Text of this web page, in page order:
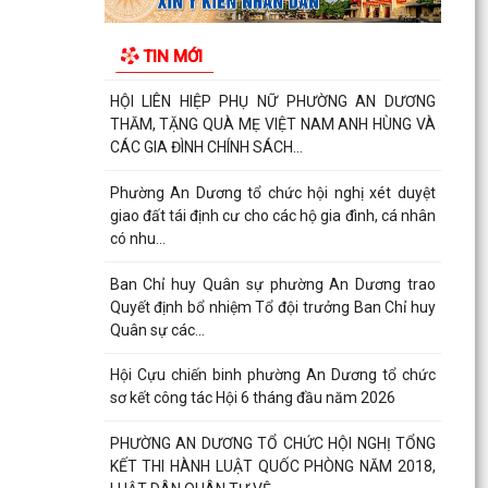
TIN MỚI
ỦY BAN NHÂN DÂN PHƯỜNG AN DƯƠNG PHÊ
ĐỊNH CƯ
HỘI LIÊN HIỆP PHỤ NỮ PHƯỜNG AN DƯƠNG
THĂM, TẶNG QUÀ MẸ VIỆT NAM ANH HÙNG VÀ
CÁC GIA ĐÌNH CHÍNH SÁCH...
Phường An Dương tổ chức hội nghị xét duyệt
giao đất tái định cư cho các hộ gia đình, cá nhân
có nhu...
Ban Chỉ huy Quân sự phường An Dương trao
Quyết định bổ nhiệm Tổ đội trưởng Ban Chỉ huy
Quân sự các...
Hội Cựu chiến binh phường An Dương tổ chức
sơ kết công tác Hội 6 tháng đầu năm 2026
PHƯỜNG AN DƯƠNG TỔ CHỨC HỘI NGHỊ TỔNG
KẾT THI HÀNH LUẬT QUỐC PHÒNG NĂM 2018,